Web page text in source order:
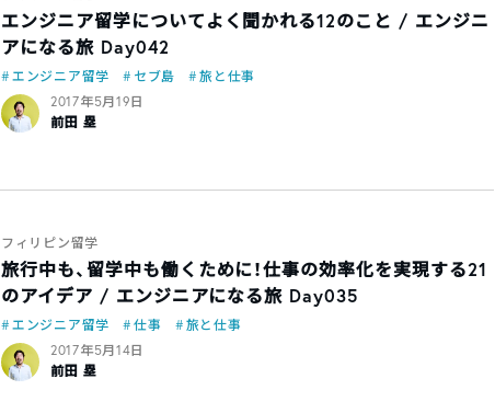
エンジニア留学についてよく聞かれる12のこと / エンジニ
アになる旅 Day042
エンジニア留学 セブ島
旅と仕事
2017年5月19日
前田 塁
フィリピン留学
旅行中も、留学中も働くために！仕事の効率化を実現する21
のアイデア / エンジニアになる旅 Day035
エンジニア留学 仕事
旅と仕事
2017年5月14日
前田 塁